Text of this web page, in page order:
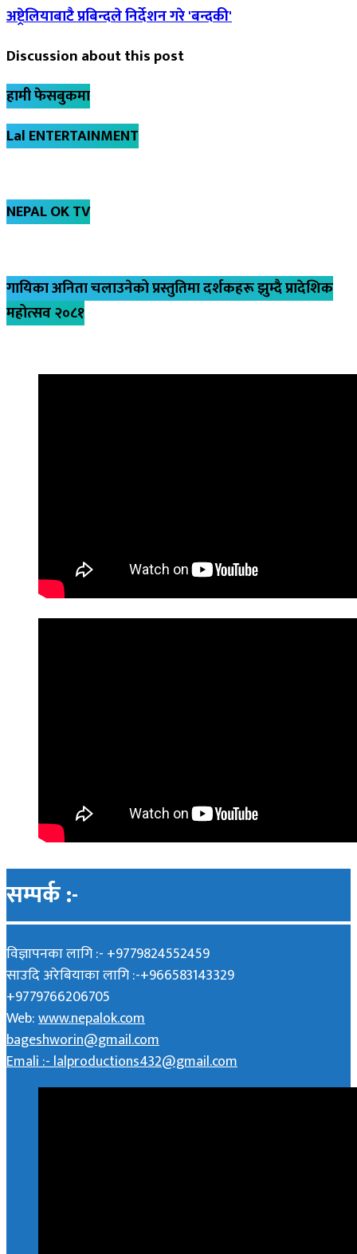
अष्ट्रेलियाबाटै प्रबिन्दले निर्देशन गरे 'बन्दकी'
Discussion about this post
हामी फेसबुकमा
Lal ENTERTAINMENT
NEPAL OK TV
गायिका अनिता चलाउनेको प्रस्तुतिमा दर्शकहरू झुम्दै प्रादेशिक
महोत्सव २०८१
सम्पर्क :-
विज्ञापनका लागि :- +9779824552459
साउदि अरेबियाका लागि :-+966583143329
+9779766206705
Web:www.nepalok.com
bageshworin@gmail.com
Emali :- lalproductions432@gmail.com